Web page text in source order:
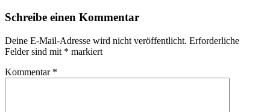
Schreibe einen Kommentar
Deine E-Mail-Adresse wird nicht veröffentlicht. Erforderliche
Felder sind mit * markiert
Kommentar *